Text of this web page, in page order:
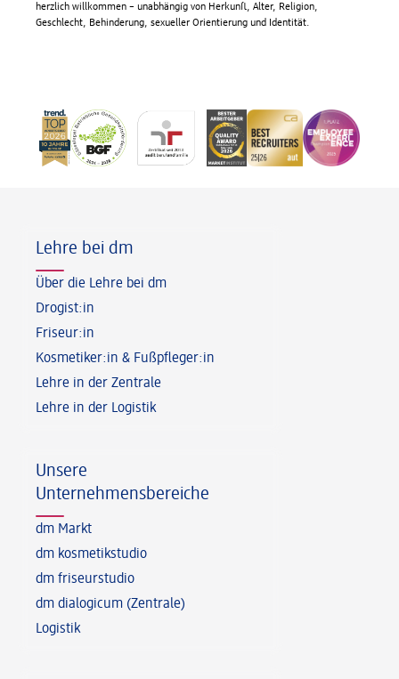
herzlich willkommen – unabhängig von Herkunft, Alter, Religion,
Geschlecht, Behinderung, sexueller Orientierung und Identität.
Lehre bei dm
Über die Lehre bei dm
Drogist:in
Friseur:in
Kosmetiker:in & Fußpfleger:in
Lehre in der Zentrale
Lehre in der Logistik
Unsere
Unternehmensbereiche
dm Markt
dm kosmetikstudio
dm friseurstudio
dm dialogicum (Zentrale)
Logistik